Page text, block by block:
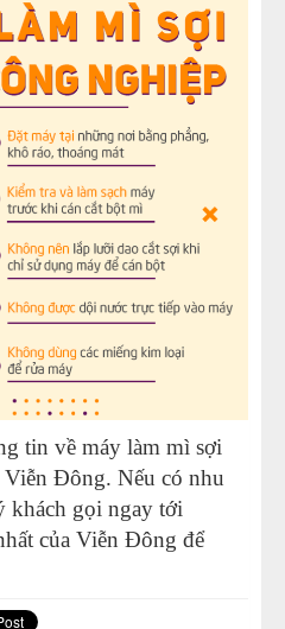
tin về máy làm mì sợi
Đông. Nếu có nhu
khách gọi ngay tới
của Viễn Đông để